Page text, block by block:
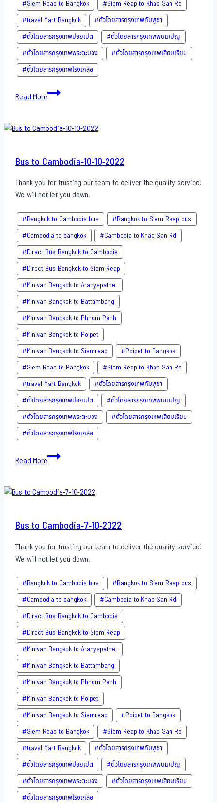
#Siem Reap to Bangkok
#Siem Reap to Khao San​ Rd
#travel Mart Bangkok
#ตั๋วโดยสารกรุงเทพกัมพูชา
#ตั๋วโดยสารกรุงเทพปอยเปต
#ตั๋วโดยสารกรุงเทพพนมเปญ
#ตั๋วโดยสารกรุงเทพพระตะบอง
#ตั๋วโดยสารกรุงเทพเสียมเรียบ
#ตั๋วโดยสารกรุงเทพโรงเกลือ
Read MoreBus
to
11-
Bus to Cambodia-10-10-2022
Thank you for trusting our team to deliver the quality service!
We will not let you down.
#Bangkok to Cambodia bus
#Bangkok to Siem Reap bus
#Cambodia to bangkok
#Cambodia to Khao San​ Rd
#Direct​ Bus Bangkok to Cambodia
#Direct​ Bus Bangkok to Siem Reap
#Minivan Bangkok to​ Aranyapathet​
#Minivan​ Bangkok to Battambang
#Minivan Bangkok to Phnom Penh
#Minivan Bangkok to Poipet
#Minivan Bangkok to Siemreap
#Poipet to Bangkok
#Siem Reap to Bangkok
#Siem Reap to Khao San​ Rd
#travel Mart Bangkok
#ตั๋วโดยสารกรุงเทพกัมพูชา
#ตั๋วโดยสารกรุงเทพปอยเปต
#ตั๋วโดยสารกรุงเทพพนมเปญ
#ตั๋วโดยสารกรุงเทพพระตะบอง
#ตั๋วโดยสารกรุงเทพเสียมเรียบ
#ตั๋วโดยสารกรุงเทพโรงเกลือ
Read MoreBus
to
10-
Bus to Cambodia-7-10-2022
Thank you for trusting our team to deliver the quality service!
We will not let you down.
#Bangkok to Cambodia bus
#Bangkok to Siem Reap bus
#Cambodia to bangkok
#Cambodia to Khao San​ Rd
#Direct​ Bus Bangkok to Cambodia
#Direct​ Bus Bangkok to Siem Reap
#Minivan Bangkok to​ Aranyapathet​
#Minivan​ Bangkok to Battambang
#Minivan Bangkok to Phnom Penh
#Minivan Bangkok to Poipet
#Minivan Bangkok to Siemreap
#Poipet to Bangkok
#Siem Reap to Bangkok
#Siem Reap to Khao San​ Rd
#travel Mart Bangkok
#ตั๋วโดยสารกรุงเทพกัมพูชา
#ตั๋วโดยสารกรุงเทพปอยเปต
#ตั๋วโดยสารกรุงเทพพนมเปญ
#ตั๋วโดยสารกรุงเทพพระตะบอง
#ตั๋วโดยสารกรุงเทพเสียมเรียบ
#ตั๋วโดยสารกรุงเทพโรงเกลือ